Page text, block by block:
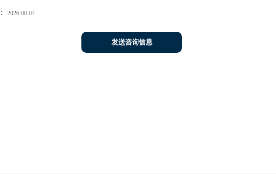
2026-08-07
发送咨询信息